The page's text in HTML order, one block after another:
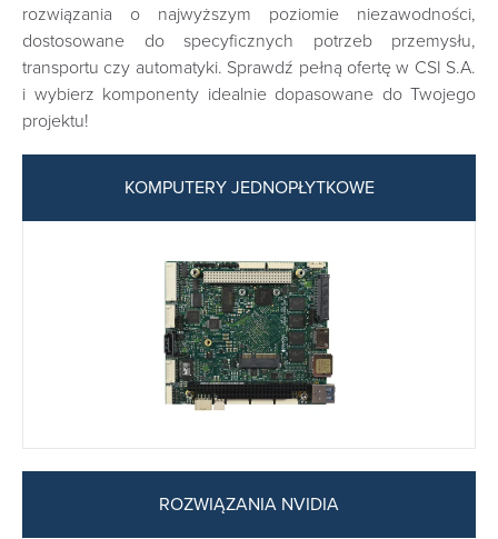
rozwiązania o najwyższym poziomie niezawodności,
dostosowane do specyficznych potrzeb przemysłu,
transportu czy automatyki. Sprawdź pełną ofertę w CSI S.A.
i wybierz komponenty idealnie dopasowane do Twojego
projektu!
KOMPUTERY JEDNOPŁYTKOWE
ROZWIĄZANIA NVIDIA